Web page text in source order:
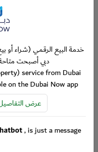
خدمة البيع الرقمي (شراء أو
دبي أصبحت
service from Dubai
on the Dubai Now app
عرض
, is just a message